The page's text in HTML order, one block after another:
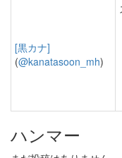
[黒カナ]
(@kanatasoon_mh)
ハンマー